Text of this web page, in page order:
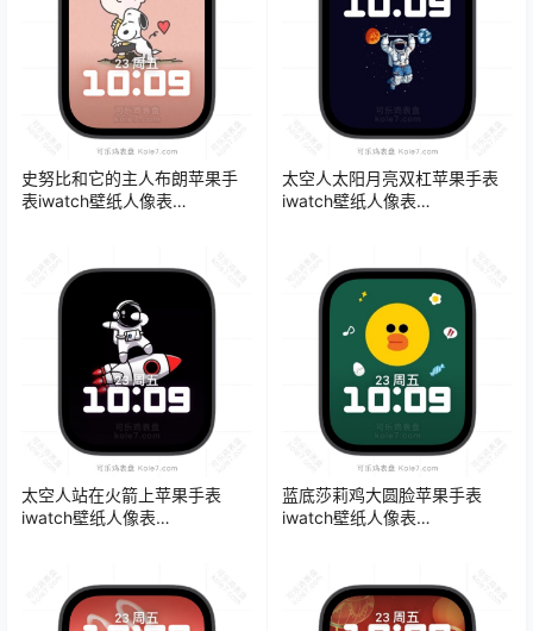
史努比和它的主人布朗苹果手
表iwatch壁纸人像表
太空人太阳月亮双杠苹果手表
iwatch壁纸人像表
太空人站在火箭上苹果手表
iwatch壁纸人像表
蓝底莎莉鸡大圆脸苹果手表
iwatch壁纸人像表